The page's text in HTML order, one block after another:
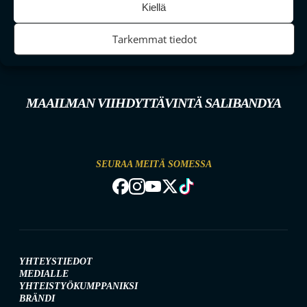
Kiellä
Tarkemmat tiedot
MAAILMAN VIIHDYTTÄVINTÄ SALIBANDYA
SEURAA MEITÄ SOMESSA
YHTEYSTIEDOT
MEDIALLE
YHTEISTYÖKUMPPANIKSI
BRÄNDI